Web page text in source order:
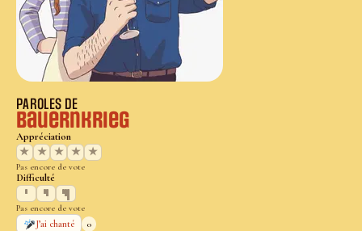
PAROLES DE
Bauernkrieg
Appréciation
★
★ ★ ★ ★
Pas encore de vote
Difficulté
Pas encore de vote
J’ai chanté
0